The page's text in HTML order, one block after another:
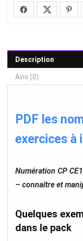
Description
Avis (0)
PDF les
exercices à
Numération CP
– connaître et
Quelques
dans le pack